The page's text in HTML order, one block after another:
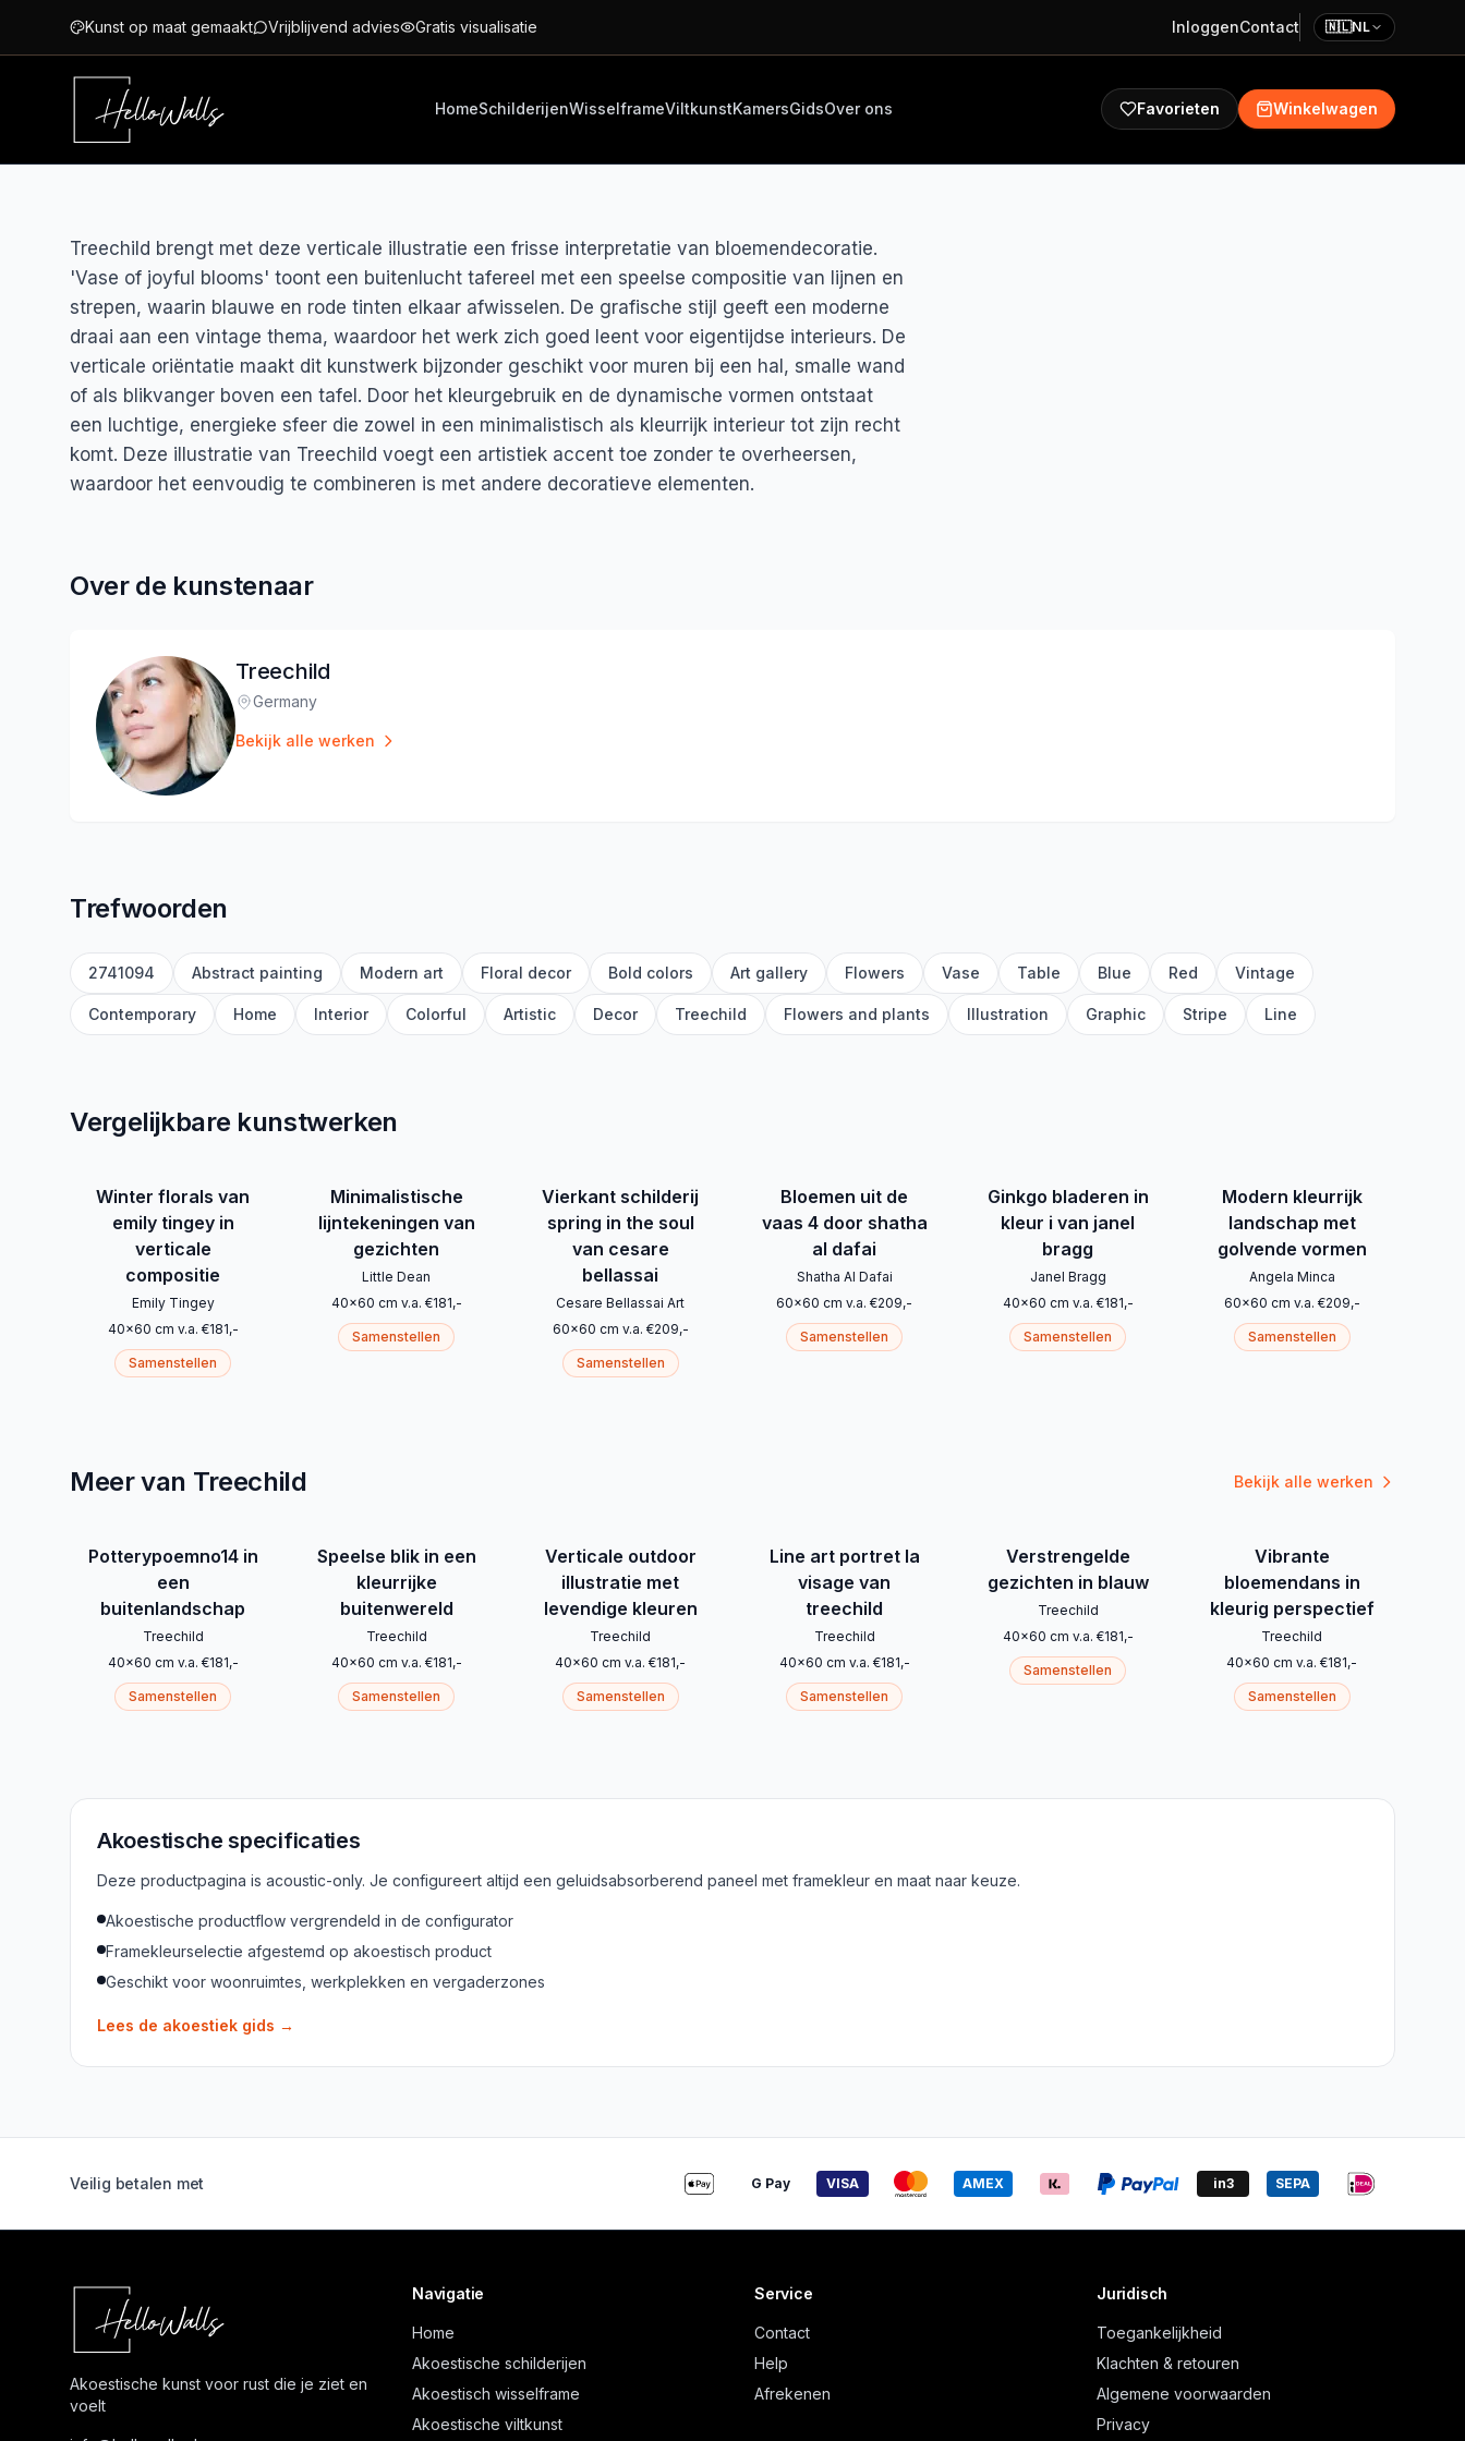
Kunst op maat gemaakt Vrijblijvend advies Gratis visualisatie InloggenContact 🇳🇱NL
HomeSchilderijenWisselframeViltkunstKamersGidsOver ons Favorieten Winkelwagen
Treechild brengt met deze verticale illustratie een frisse interpretatie van bloemendecoratie.
'Vase of joyful blooms' toont een buitenlucht tafereel met een speelse compositie van lijnen en
strepen, waarin blauwe en rode tinten elkaar afwisselen. De grafische stijl geeft een moderne
draai aan een vintage thema, waardoor het werk zich goed leent voor eigentijdse interieurs. De
verticale oriëntatie maakt dit kunstwerk bijzonder geschikt voor muren bij een hal, smalle wand
of als blikvanger boven een tafel. Door het kleurgebruik en de dynamische vormen ontstaat
een luchtige, energieke sfeer die zowel in een minimalistisch als kleurrijk interieur tot zijn recht
komt. Deze illustratie van Treechild voegt een artistiek accent toe zonder te overheersen,
waardoor het eenvoudig te combineren is met andere decoratieve elementen.
Over de kunstenaar
Treechild
Locatie:
Germany
Bekijk alle werken
Trefwoorden
2741094 Abstract painting Modern art Floral decor Bold colors Art gallery Flowers Vase Table Blue Red Vintage
Contemporary Home Interior Colorful Artistic Decor Treechild Flowers and plants Illustration Graphic Stripe Line
Vergelijkbare kunstwerken
Winter florals van
emily tingey in
verticale
compositie
Emily Tingey
40x60 cm v.a. €181,-
Samenstellen
Minimalistische
lijntekeningen van
gezichten
Little Dean
40x60 cm v.a. €181,-
Samenstellen
Vierkant schilderij
spring in the soul
van cesare
bellassai
Cesare Bellassai Art
60x60 cm v.a. €209,-
Samenstellen
Bloemen uit de
vaas 4 door shatha
al dafai
Shatha Al Dafai
60x60 cmv.a. €209,-
Samenstellen
Ginkgo bladeren in
kleur i van janel
bragg
Janel Bragg
40x60 cm v.a. €181,-
Samenstellen
Modern kleurrijk
landschap met
golvende vormen
Angela Minca
60x60 cm v.a. €209,-
Samenstellen
Meer van Treechild Bekijk alle werken
Potterypoemno14 in
een
buitenlandschap
Treechild
40x60 cm v.a. €181,-
Samenstellen
Speelse blik in een
kleurrijke
buitenwereld
Treechild
40x60 cm v.a. €181,-
Samenstellen
Verticale outdoor
illustratie met
levendige kleuren
Treechild
40x60 cmv.a. €181,-
Samenstellen
Line art portret la
visage van
treechild
Treechild
40x60 cm v.a. €181,-
Samenstellen
Verstrengelde
gezichten in blauw
Treechild
40x60 cm v.a. €181,-
Samenstellen
Vibrante
bloemendans in
kleurig perspectief
Treechild
40x60 cmv.a. €181,-
Samenstellen
Akoestische specificaties
Deze productpagina is acoustic-only. Je configureert altijd een geluidsabsorberend paneel met framekleur en maat naar keuze.
Akoestische productflow vergrendeld in de configurator
Framekleurselectie afgestemd op akoestisch product
Geschikt voor woonruimtes, werkplekken en vergaderzones
Lees de akoestiek gids →
Veilig betalen met G Pay VISA AMEX in3 SEPA
Akoestische kunst voor rust die je ziet en
voelt
Navigatie
Home
Akoestische schilderijen
Akoestisch wisselframe
Akoestische viltkunst
Service
Contact
Help
Afrekenen
Juridisch
Toegankelijkheid
Klachten & retouren
Algemene voorwaarden
Privacy